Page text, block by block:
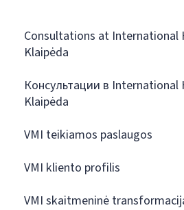
Consultations at International
Klaipėda
Консультации в International
Klaipėda
VMI teikiamos paslaugos
VMI kliento profilis
VMI skaitmeninė